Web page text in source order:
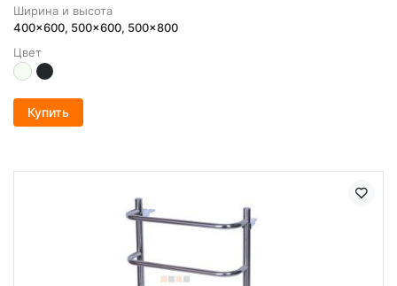
Ширина и высота
400x600, 500x600, 500x800
Цвет
Купить